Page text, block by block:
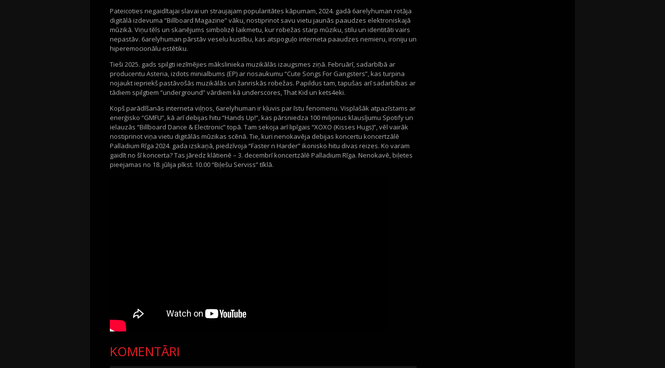
Pateicoties negaidītajai slavai un straujajam popularitātes kāpumam, 2024. gadā 6arelyhuman rotāja
digitālā izdevuma “Billboard Magazine” vāku, nostiprinot savu vietu jaunās paaudzes elektroniskajā
mūzikā. Viņu tēls un skanējums simbolizē laikmetu, kur robežas starp mūziku, stilu un identitāti vairs
nepastāv. 6arelyhuman pārstāv veselu kustību, kas atspoguļo interneta paaudzes nemieru, ironiju un
hiperemocionālu estētiku.
Tieši 2025. gads spilgti iezīmējies mākslinieka muzikālās izaugsmes ziņā. Februārī, sadarbībā ar
producentu Asteria, izdots minialbums (EP) ar nosaukumu “Cute Songs For Gangsters”, kas turpina
nojaukt iepriekš pastāvošās muzikālās un žanriskās robežas. Papildus tam, tapušas arī sadarbības ar
tādiem spilgtiem “underground” vārdiem kā underscores, That Kid un kets4eki.
Kopš parādīšanās interneta viļņos, 6arelyhuman ir kļuvis par īstu fenomenu. Visplašāk atpazīstams ar
enerģisko “GMFU”, kā arī debijas hitu “Hands Up!”, kas pārsniedza 100 miljonus klausījumu Spotify un
ielauzās “Billboard Dance & Electronic” topā. Tam sekoja arī lipīgais “XOXO (Kisses Hugs)”, vēl vairāk
nostiprinot viņa vietu digitālās mūzikas scēnā. Tie, kuri nenokavēja debijas koncertu koncertzālē
Palladium Rīga 2024. gada izskaņā, piedzīvoja “Faster n Harder” ikonisko hitu divas reizes. Ko varam
gaidīt no šī koncerta? Tas jāredz klātienē – 3. decembrī koncertzālē Palladium Rīga. Nenokavē, biļetes
pieejamas no 18. jūlija plkst. 10.00 “Biļešu Serviss” tīklā.
KOMENTĀRI